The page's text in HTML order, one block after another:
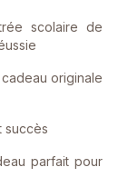
scolaire de
originale
succès
parfait pour